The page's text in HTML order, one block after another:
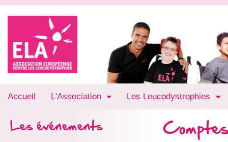
Accueil L'Association Les Leucodystrophies
Les événements